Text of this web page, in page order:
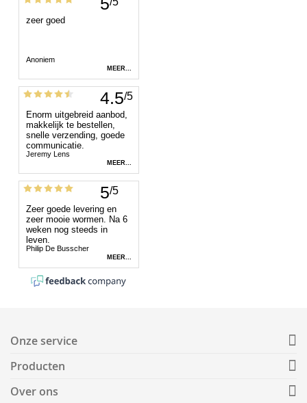
Onze service
Producten
Over ons